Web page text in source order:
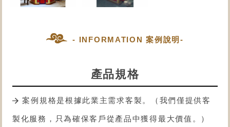
- INFORMATION 案例說明-
產品規格
案例規格是根據此業主需求客製。（我們僅提供客
製化服務，只為確保客戶從產品中獲得最大價值。）